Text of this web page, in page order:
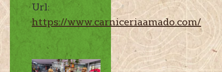
Url:
https://www.carniceriaamado.com/